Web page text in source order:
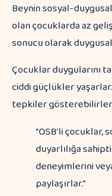
Beynin sosyal-
olan çocuklarda az
sonucu olarak
Çocuklar duygularını
ciddi güçlükler
tepkiler
"OSB'li çocuklar,
duyarlılığa
deneyimlerini
paylaşırlar."